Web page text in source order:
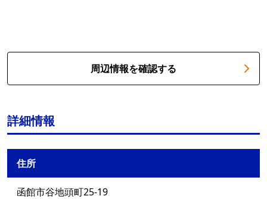
周辺情報を確認する
詳細情報
住所
函館市谷地頭町25-19